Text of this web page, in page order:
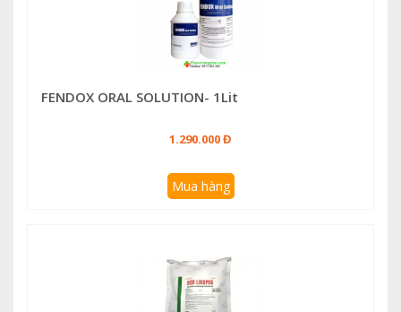
FENDOX ORAL SOLUTION- 1Lit
1.290.000 Đ
Mua hàng